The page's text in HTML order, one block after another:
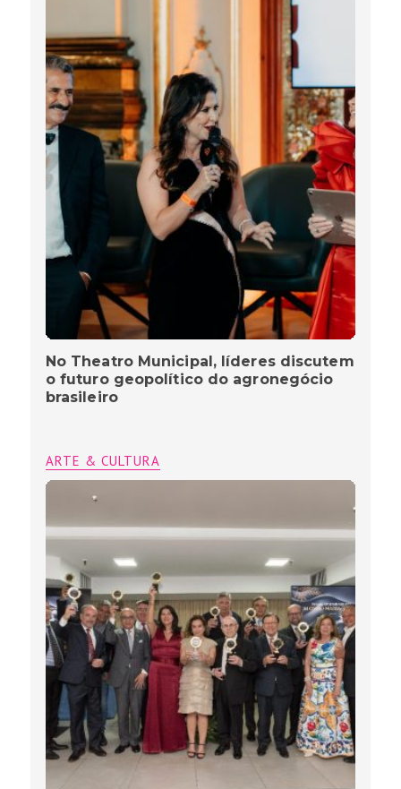
No Theatro Municipal, líderes discutem
o futuro geopolítico do agronegócio
brasileiro
ARTE & CULTURA